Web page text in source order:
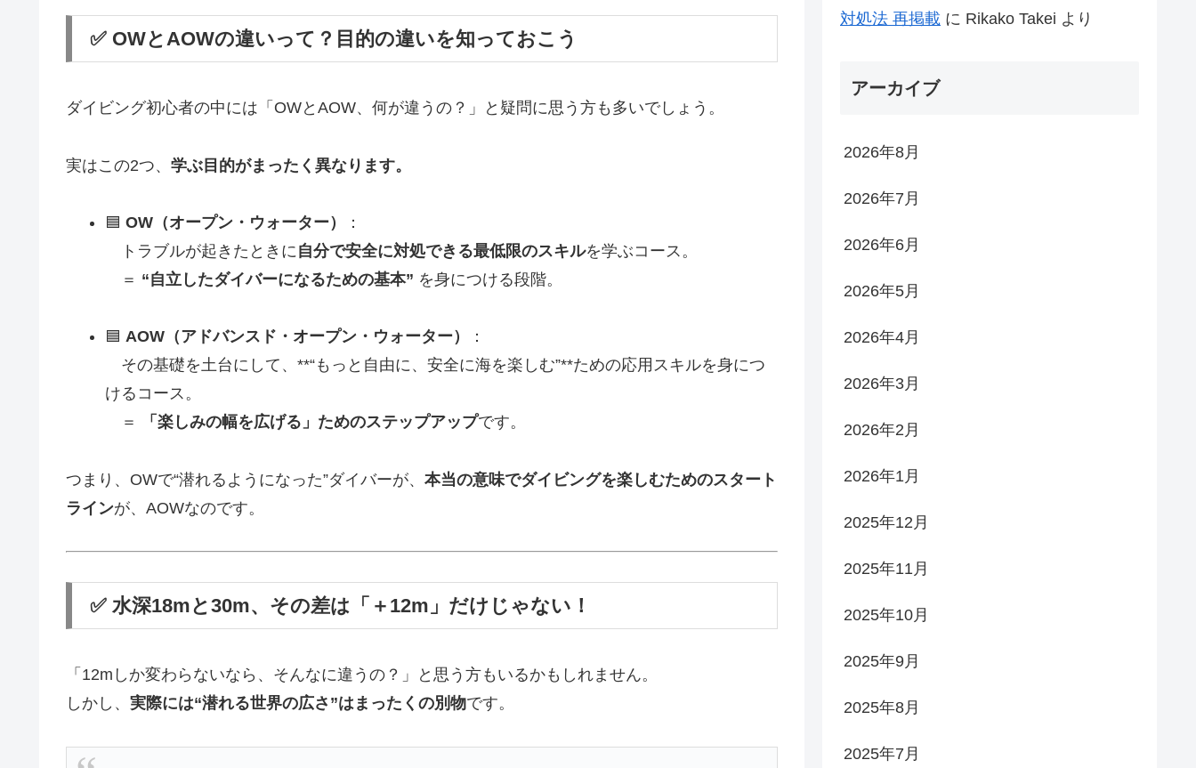
✅ OWとAOWの違いって？目的の違いを知っておこう
ダイビング初心者の中には「OWとAOW、何が違うの？」と疑問に思う方も多いでしょう。
実はこの2つ、 学ぶ目的がまったく異なります。
🟦 OW（オープン・ウォーター）
：
トラブルが起きたときに 自分で安全に対処できる最低限のスキルを学ぶコース。
＝ “自立したダイバーになるための基本” を身につける段階。
🟦 AOW（アドバンスド・オープン・ウォーター）
：
その基礎を土台にして、**“もっと自由に、安全に海を楽しむ”**ための応用スキルを身につ
けるコース。
＝
「楽しみの幅を広げる」ためのステップアップです。
つまり、OWで“潜れるようになった”ダイバーが、 本当の意味でダイビングを楽しむためのスタート
ラインが、AOWなのです。
✅ 水深18mと30m、その差は「＋12m」だけじゃない！
「12mしか変わらないなら、そんなに違うの？」と思う方もいるかもしれません。
しかし、 実際には“潜れる世界の広さ”はまったくの別物です。
対処法 再掲載 に Rikako Takei より
アーカイブ
2026年8月
2026年7月
2026年6月
2026年5月
2026年4月
2026年3月
2026年2月
2026年1月
2025年12月
2025年11月
2025年10月
2025年9月
2025年8月
2025年7月